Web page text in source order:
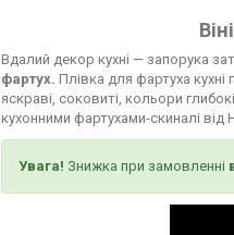
Вдалий декор кухні — запорука
фартух. Плівка для фартуха
яскраві, соковиті, кольори
кухонними фартухами-скиналі від
Увага! Знижка при замовленні